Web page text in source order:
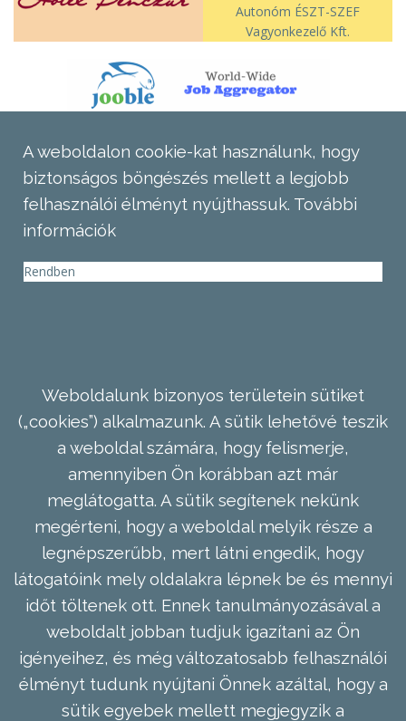
Autonóm ÉSZT-SZEF
Vagyonkezelő Kft.
A weboldalon cookie-kat használunk, hogy
biztonságos böngészés mellett a legjobb
felhasználói élményt nyújthassuk. További
információk
Rendben
Weboldalunk bizonyos területein sütiket
(„cookies”) alkalmazunk. A sütik lehetővé teszik
a weboldal számára, hogy felismerje,
amennyiben Ön korábban azt már
meglátogatta. A sütik segítenek nekünk
megérteni, hogy a weboldal melyik része a
legnépszerűbb, mert látni engedik, hogy
látogatóink mely oldalakra lépnek be és mennyi
időt töltenek ott. Ennek tanulmányozásával a
weboldalt jobban tudjuk igazítani az Ön
igényeihez, és még változatosabb felhasználói
élményt tudunk nyújtani Önnek azáltal, hogy a
sütik egyebek mellett megjegyzik a